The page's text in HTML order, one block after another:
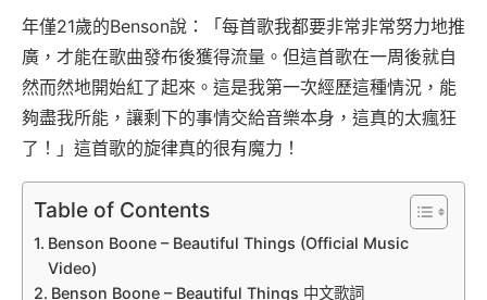
年僅21歲的Benson說：「每首歌我都要非常非常努力地推
廣，才能在歌曲發布後獲得流量。但這首歌在一周後就自
然而然地開始紅了起來。這是我第一次經歷這種情況，能
夠盡我所能，讓剩下的事情交給音樂本身，這真的太瘋狂
了！」這首歌的旋律真的很有魔力！
Table of Contents
Benson Boone – Beautiful Things (Official Music
Video)
Benson Boone – Beautiful Things 中文歌詞